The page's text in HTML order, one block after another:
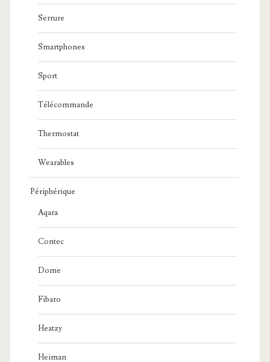
Serrure
Smartphones
Sport
Télécommande
Thermostat
Wearables
Périphérique
Aqara
Contec
Dome
Fibaro
Heatzy
Heiman